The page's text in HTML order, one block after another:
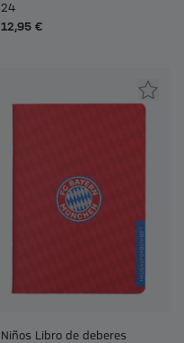
24
12,95 €
Niños Libro de deberes